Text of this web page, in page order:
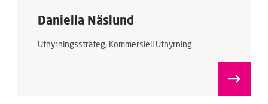
Daniella Näslund
Uthyrningsstrateg, Kommersiell Uthyrning